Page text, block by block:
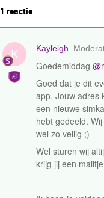
1 reactie
K Kayleigh
Goedemiddag ​
Goed dat je dit
app. Jouw adres
een nieuwe
hebt gedeeld.
wel zo veilig ;)
Wel sturen wij
krijg jij een